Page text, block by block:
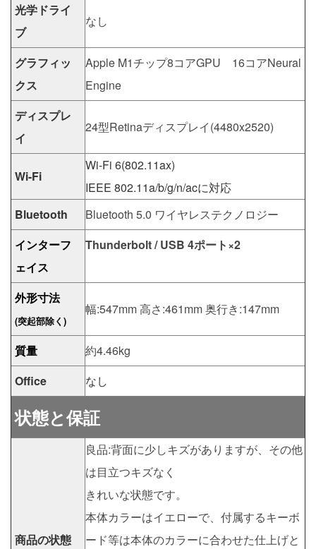
光学ドライ
ブ
なし
グラフィッ
クス
Apple M1チップ8コアGPU 16コアNeural
Engine
ディスプレ
イ
24型Retinaディスプレイ(4480x2520)
Wi-Fi
Wi-Fi 6(802.11ax)
IEEE 802.11a/b/g/n/acに対応
Bluetooth
Bluetooth 5.0 ワイヤレステクノロジー
インターフ
ェイス
Thunderbolt / USB 4ポート×2
外形寸法
(突起部除く)
幅:547mm 高さ:461mm 奥行き:147mm
質量
約4.46kg
Office
なし
状態と保証
商品の状態
良品:背面に少しキズがありますが、その他
は目立つキズなく
きれいな状態です。
本体カラーはイエローで、付属するキーボ
ード等は本体のカラーに合わせた仕上げと